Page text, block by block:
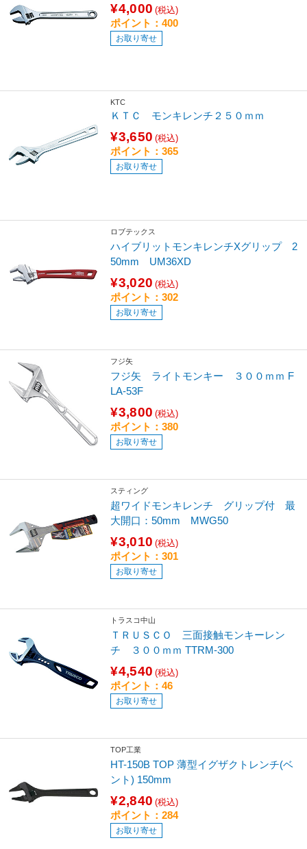
¥4,000 (税込)
ポイント：400
お取り寄せ
KTC
ＫＴＣ モンキレンチ２５０ｍｍ
¥3,650 (税込)
ポイント：365
お取り寄せ
ロブテックス
ハイブリットモンキレンチXグリップ 2
50mm UM36XD
¥3,020 (税込)
ポイント：302
お取り寄せ
フジ矢
フジ矢 ライトモンキー ３００ｍｍ F
LA-53F
¥3,800 (税込)
ポイント：380
お取り寄せ
スティング
超ワイドモンキレンチ グリップ付 最
大開口：50mm MWG50
¥3,010 (税込)
ポイント：301
お取り寄せ
トラスコ中山
ＴＲＵＳＣＯ 三面接触モンキーレン
チ ３００ｍｍ TTRM-300
¥4,540 (税込)
ポイント：46
お取り寄せ
TOP工業
HT-150B TOP 薄型イグザクトレンチ(ベ
ント) 150mm
¥2,840 (税込)
ポイント：284
お取り寄せ